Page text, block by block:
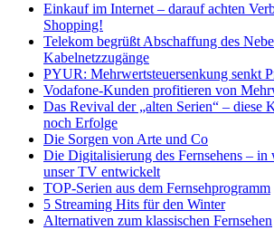
Einkauf im Internet – darauf achten
Shopping!
Telekom begrüßt Abschaffung des
Kabelnetzzugänge
PYUR: Mehrwertsteuersenkung senkt
Vodafone-Kunden profitieren von
Das Revival der „alten Serien“ – diese
noch Erfolge
Die Sorgen von Arte und Co
Die Digitalisierung des Fernsehens – in
unser TV entwickelt
TOP-Serien aus dem Fernsehprogramm
5 Streaming Hits für den Winter
Alternativen zum klassischen Fernsehen